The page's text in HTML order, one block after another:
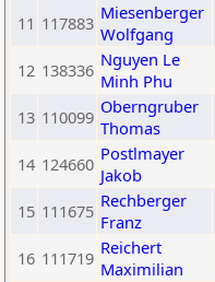
11 117883 Miesenberger
Wolfgang
12 138336 Nguyen Le
Minh Phu
13 110099 Oberngruber
Thomas
14 124660 Postlmayer
Jakob
15 111675 Rechberger
Franz
16 111719 Reichert
Maximilian